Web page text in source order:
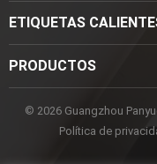
ETIQUETAS
PRODUCTOS
© 2026 Guangzhou
Política de